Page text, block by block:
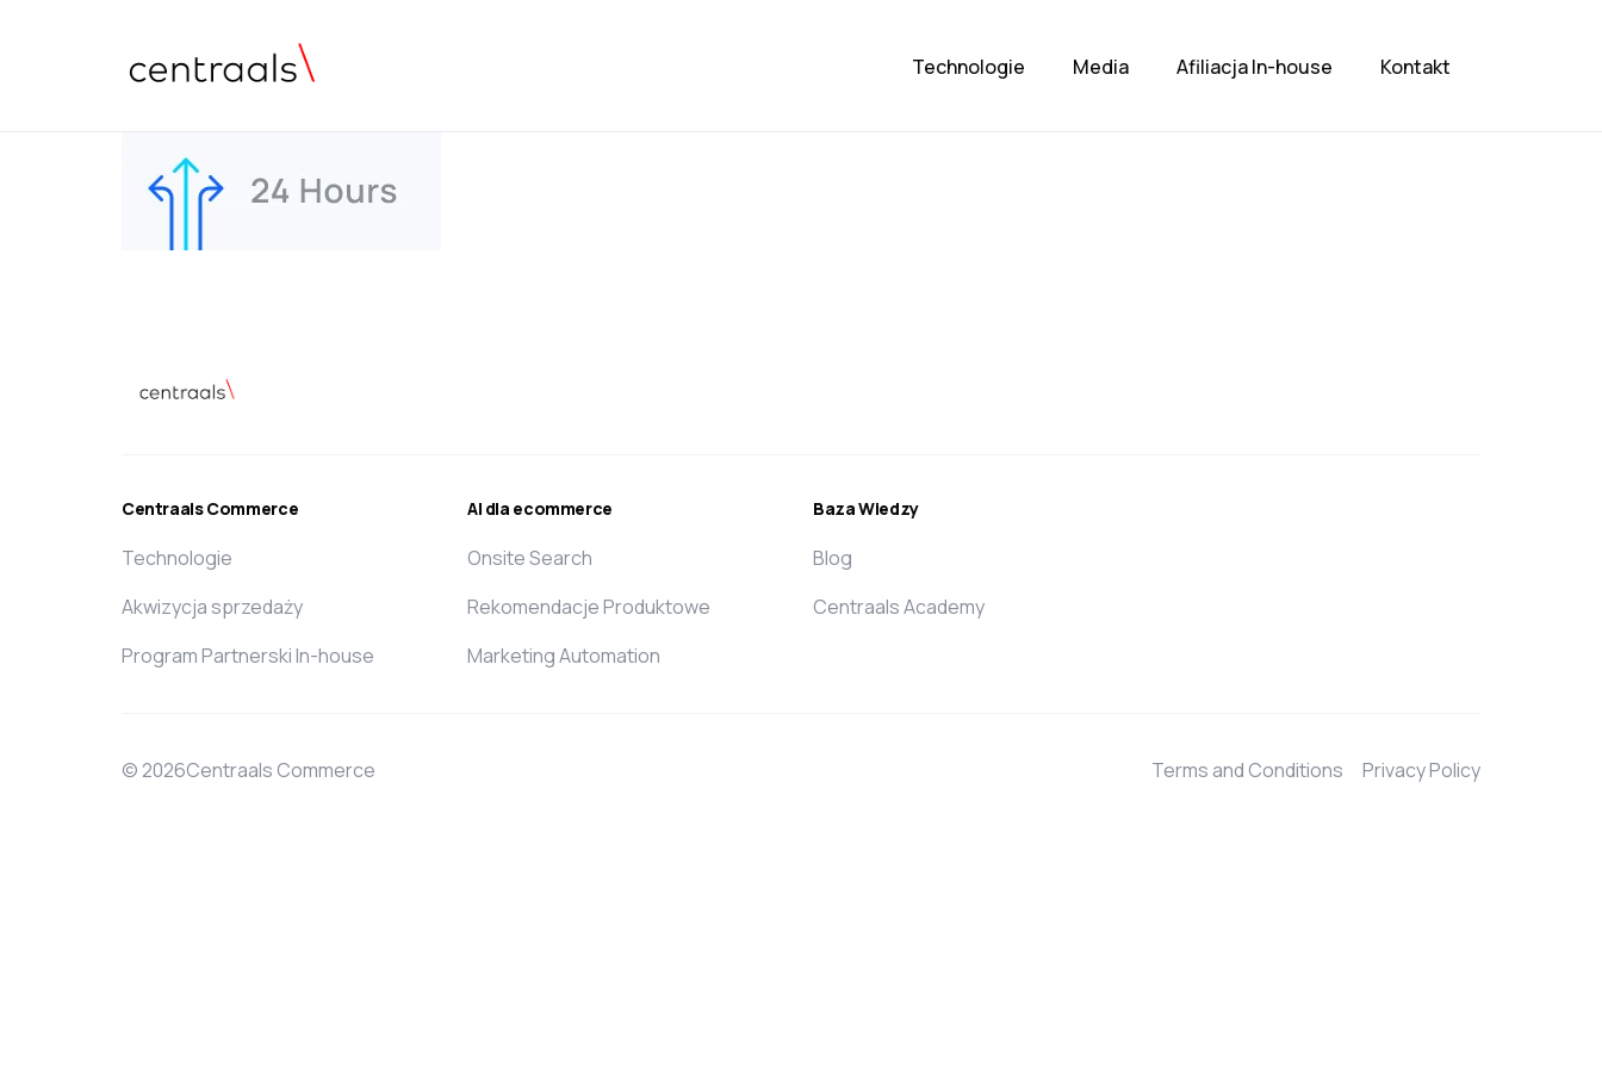
Technologie Media Afiliacja In-house Kontakt
Centraals Commerce
Technologie
Akwizycja sprzedaży
Program Partnerski In-house
AI dla ecommerce
Onsite Search
Rekomendacje Produktowe
Marketing Automation
Baza Wiedzy
Blog
Centraals Academy
© 2026Centraals Commerce Terms and Conditions Privacy Policy